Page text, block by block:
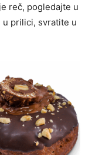
reč, pogledajte u
u prilici, svratite u